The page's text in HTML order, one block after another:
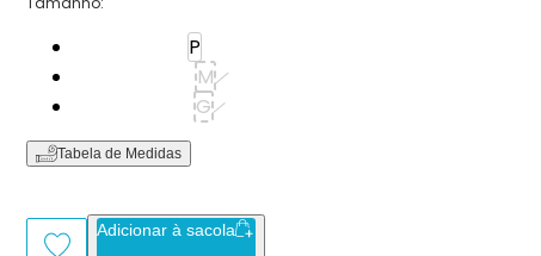
P
M
G
Tabela de Medidas
Adicionar à sacola